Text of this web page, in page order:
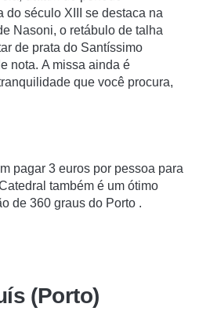
do século XIII se destaca na
Nasoni, o retábulo de talha
de prata do Santíssimo
nota. A missa ainda é
que você procura,
pagar 3 euros por pessoa para
também é um ótimo
de 360 graus do Porto .
(Porto)